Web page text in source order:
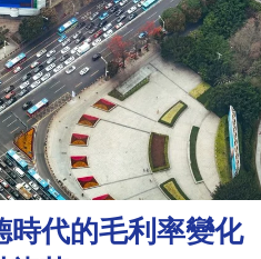
時代的毛利率變化